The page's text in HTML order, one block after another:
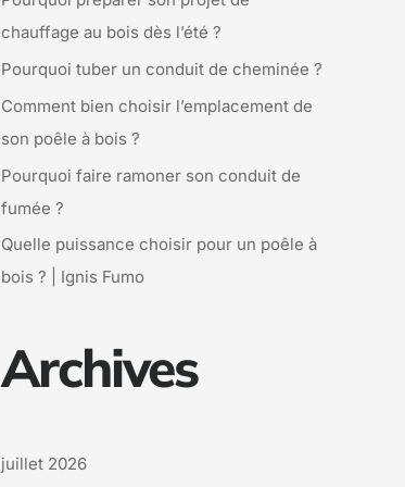
e
r
:
chauffage au bois dès l’été ?
Pourquoi tuber un conduit de cheminée ?
Comment bien choisir l’emplacement de
son poêle à bois ?
Pourquoi faire ramoner son conduit de
fumée ?
Quelle puissance choisir pour un poêle à
bois ? | Ignis Fumo
Archives
juillet 2026